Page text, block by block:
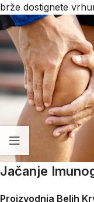
brže dostignete
Jačanje
Proizvodnja Belih